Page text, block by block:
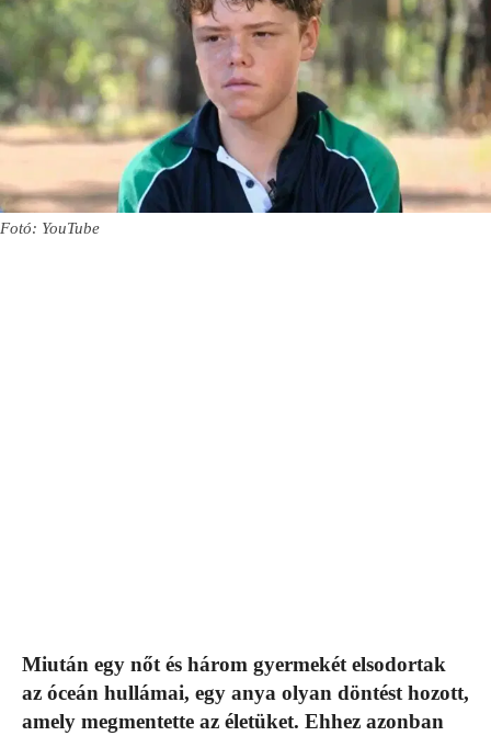
Fotó: YouTube
Miután egy nőt és három gyermekét elsodortak
az óceán hullámai, egy anya olyan döntést hozott,
amely megmentette az életüket. Ehhez azonban